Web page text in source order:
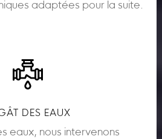
adaptées pour la suite.
DES EAUX
eaux, nous intervenons